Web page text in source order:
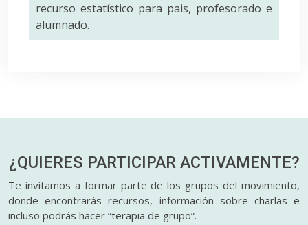
recurso estatístico para pais, profesorado e
alumnado.
¿QUIERES PARTICIPAR ACTIVAMENTE?
Te invitamos a formar parte de los grupos del movimiento,
donde encontrarás recursos, información sobre charlas e
incluso podrás hacer “terapia de grupo”.